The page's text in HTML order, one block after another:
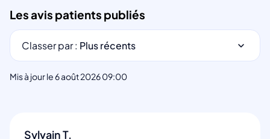
Les avis patients publiés
Classer par : Plus récents
Mis à jour le 6 août 2026 09:00
Sylvain T.